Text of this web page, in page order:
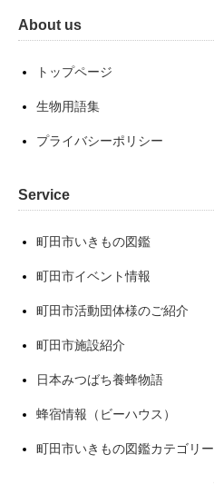
About us
トップページ
生物用語集
プライバシーポリシー
Service
町田市いきもの図鑑
町田市イベント情報
町田市活動団体様のご紹介
町田市施設紹介
日本みつばち養蜂物語
蜂宿情報（ビーハウス）
町田市いきもの図鑑カテゴリー